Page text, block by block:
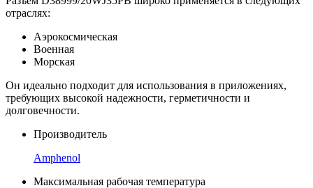
отраслях:
Аэрокосмическая
Военная
Морская
Он идеально подходит для использования в приложениях,
требующих высокой надежности, герметичности и
долговечности.
Производитель
Amphenol
Максимальная рабочая температура